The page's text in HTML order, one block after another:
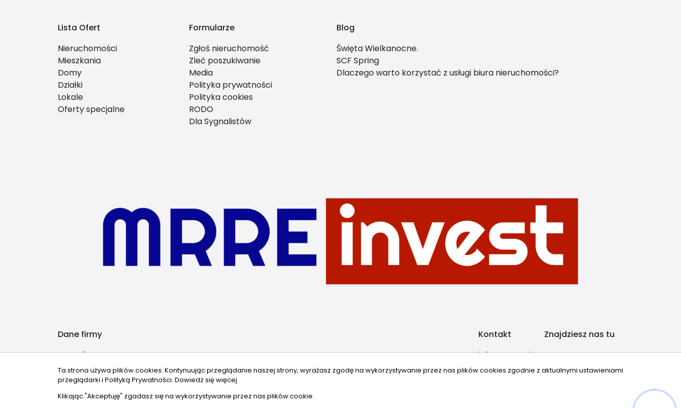
Lista Ofert
Nieruchomości
Mieszkania
Domy
Działki
Lokale
Oferty specjalne
Formularze
Zgłoś nieruchomość
Zleć poszukiwanie
Media
Polityka prywatności
Polityka cookies
RODO
Dla Sygnalistów
Blog
Święta Wielkanocne.
SCF Spring
Dlaczego warto korzystać z usługi biura nieruchomości?
Dane firmy
MRRE invest sp z o.o.
Grzybowska 80/82 lok 749
00-844 Warszawa
Kontakt
info@mrre.pl
+48 503 903 607
Znajdziesz nas tu
Ta strona używa plików cookies. Kontynuując przeglądanie naszej strony, wyrażasz zgodę na wykorzystywanie przez nas plików cookies zgodnie z aktualnymi ustawieniami
przeglądarki i Polityką Prywatności. Dowiedz się więcej
Klikając "Akceptuję" zgadasz się na wykorzystywanie przez nas plików cookie.